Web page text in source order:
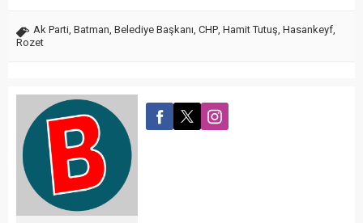
Ak Parti Batman Belediye Başkanı CHP Hamit Tutuş Hasankeyf
Rozet